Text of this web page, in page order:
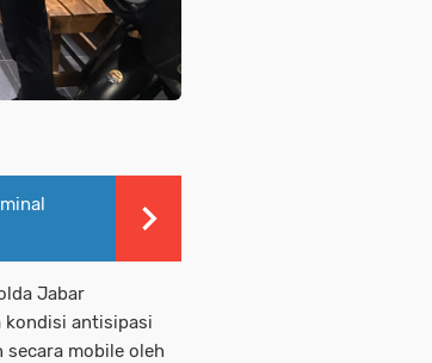
Jabar
kondisi antisipasi
mobile oleh